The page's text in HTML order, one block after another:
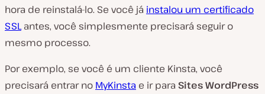
hora de reinstalá-lo. Se você já instalou um certificado
SSLantes, você simplesmente precisará seguir o
mesmo processo.
Por exemplo, se você é um cliente Kinsta, você
precisará entrar no MyKinsta e ir para Sites WordPress